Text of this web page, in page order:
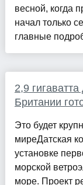
весной, когда
начал только
главные
2,9
Британии
Это будет
миреДатская
установке
морской
море. Проект